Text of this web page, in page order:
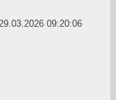
29.03.2026 09:20:06